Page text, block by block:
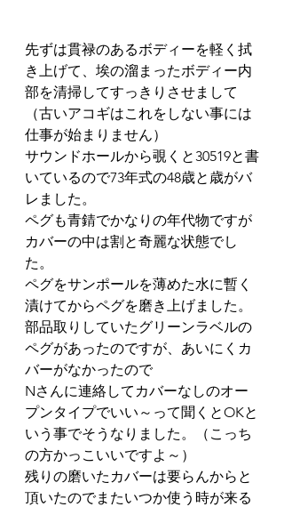
先ずは貫禄のあるボディーを軽く拭
き上げて、埃の溜まったボディー内
部を清掃してすっきりさせまして
（古いアコギはこれをしない事には
仕事が始まりません）
サウンドホールから覗くと30519と書
いているので73年式の48歳と歳がバ
レました。
ペグも青錆でかなりの年代物ですが
カバーの中は割と奇麗な状態でし
た。
ペグをサンポールを薄めた水に暫く
漬けてからペグを磨き上げました。
部品取りしていたグリーンラベルの
ペグがあったのですが、あいにくカ
バーがなかったので
Nさんに連絡してカバーなしのオー
プンタイプでいい～って聞くとOKと
いう事でそうなりました。（こっち
の方かっこいいですよ～）
残りの磨いたカバーは要らんからと
頂いたのでまたいつか使う時が来る